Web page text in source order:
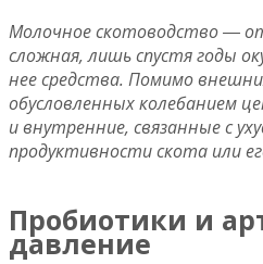
Молочное скотоводство ―
сложная, лишь спустя годы
нее средства. Помимо
обусловленных колебанием
и внутренние, связанные с
продуктивности скота или
Пробиотики и
давление